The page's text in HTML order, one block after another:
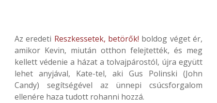
Az eredeti Reszkessetek, betörők! boldog véget ér,
amikor Kevin, miután otthon felejtették, és meg
kellett védenie a házat a tolvajpárostól, újra együtt
lehet anyjával, Kate-tel, aki Gus Polinski (John
Candy) segítségével az ünnepi csúcsforgalom
ellenére haza tudott rohanni hozzá.